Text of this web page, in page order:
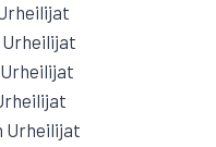
Urheilijat
Urheilijat